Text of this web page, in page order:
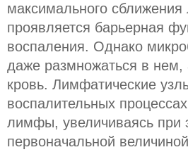
максимального
проявляется барьерная
воспаления. Однако
даже размножаться в нем,
кровь. Лимфатические
воспалительных
лимфы, увеличиваясь при
первоначальной